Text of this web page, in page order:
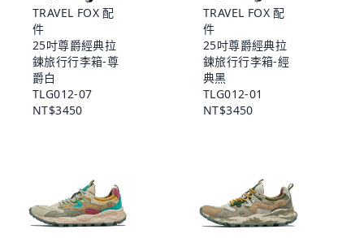
TRAVEL FOX 配
件
25吋尊爵經典拉
鍊旅行行李箱-尊
爵白
TLG012-07
NT$3450
TRAVEL FOX 配
件
25吋尊爵經典拉
鍊旅行行李箱-經
典黑
TLG012-01
NT$3450